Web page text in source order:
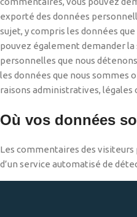
exporté des données
sujet, y compris les données
pouvez également demander la
personnelles que nous
les données que nous sommes
raisons administratives, légales
Où vos données
Les commentaires des
d’un service automatisé de